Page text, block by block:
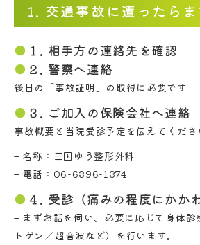
1. 交通事故に遭ったら
１. 相手方の連絡先を確認
２. 警察へ連絡
後日の「事故証明」の取得に必要です
３. ご加入の保険会社へ連絡
事故概要と当院受診予定を伝えてくださ
– 名称：三国ゆう整形外科
– 電話：06-6396-1374
４. 受診（痛みの程度にかか
– まずお話を伺い、必要に応じて身体診
トゲン／超音波など）を行います。